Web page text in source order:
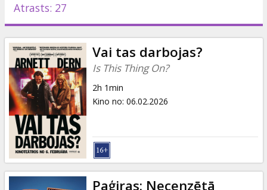
Pasākumi
Ziņas
Dāvanu
kartes
Uzkodas
B2B
Atrasts: 27
Vai tas darbojas?
Is This Thing On?
2h 1min
Kino no: 06.02.2026
Paģiras: Necenzētā